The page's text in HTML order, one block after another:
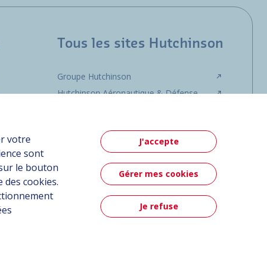
Contact
Tous les sites Hutchinson
Groupe Hutchinson
Hutchinson Aéronautique & Défense
votre
sont
le bouton
des cookies.
J'accepte
Gérer mes cookies
Je refuse